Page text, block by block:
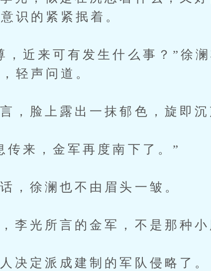
识的紧紧抿着。
来可有发生什么事？”徐澜
轻声问道。
上露出一抹郁色，旋即沉
，金军再度南下了。”
澜也不由眉头一皱。
所言的金军，不是那种小
派成建制的军队侵略了。